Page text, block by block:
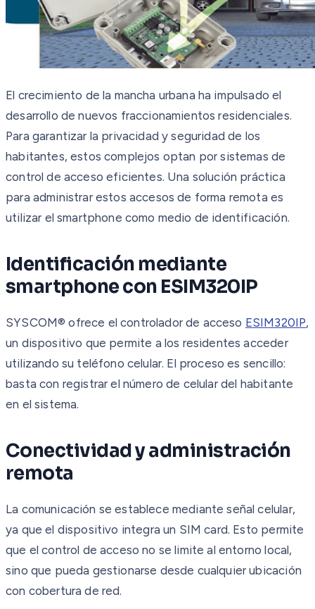
El crecimiento de la mancha urbana ha impulsado el
desarrollo de nuevos fraccionamientos residenciales.
Para garantizar la privacidad y seguridad de los
habitantes, estos complejos optan por sistemas de
control de acceso eficientes. Una solución práctica
para administrar estos accesos de forma remota es
utilizar el smartphone como medio de identificación.
Identificación mediante
smartphone con ESIM320IP
SYSCOM® ofrece el controlador de acceso ESIM320IP,
un dispositivo que permite a los residentes acceder
utilizando su teléfono celular. El proceso es sencillo:
basta con registrar el número de celular del habitante
en el sistema.
Conectividad y administración
remota
La comunicación se establece mediante señal celular,
ya que el dispositivo integra un SIM card. Esto permite
que el control de acceso no se limite al entorno local,
sino que pueda gestionarse desde cualquier ubicación
con cobertura de red.